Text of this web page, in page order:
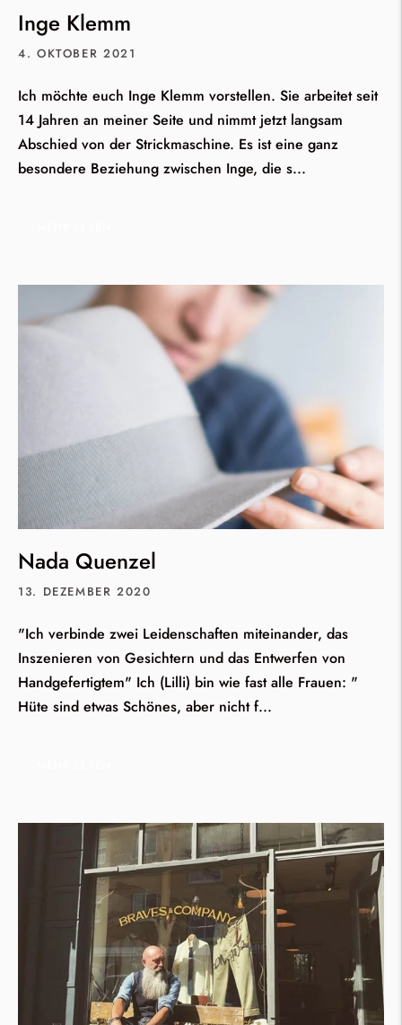
Inge Klemm
4. OKTOBER 2021
Ich möchte euch Inge Klemm vorstellen. Sie arbeitet seit
14 Jahren an meiner Seite und nimmt jetzt langsam
Abschied von der Strickmaschine. Es ist eine ganz
besondere Beziehung zwischen Inge, die s...
Nada Quenzel
13. DEZEMBER 2020
"Ich verbinde zwei Leidenschaften miteinander, das
Inszenieren von Gesichtern und das Entwerfen von
Handgefertigtem" Ich (Lilli) bin wie fast alle Frauen: "
Hüte sind etwas Schönes, aber nicht f...